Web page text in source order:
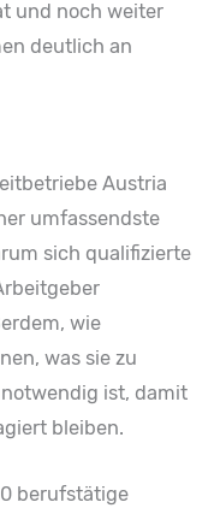
und noch weiter
deutlich an
Austria
umfassendste
sich qualifizierte
wie
was sie zu
ist, damit
bleiben.
berufstätige